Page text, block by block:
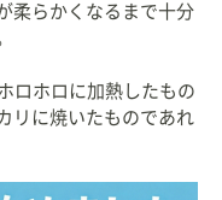
柔らかくなるまで十分
ロホロに加熱したもの
リに焼いたものであれ